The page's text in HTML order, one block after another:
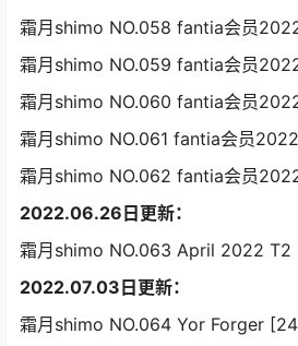
霜月shimo NO.058 fantia会员
霜月shimo NO.059 fantia会员
霜月shimo NO.060 fantia会员
霜月shimo NO.061 fantia会员
霜月shimo NO.062 fantia会员
2022.06.26日更新：
霜月shimo NO.063 April 2022 T2
2022.07.03日更新：
霜月shimo NO.064 Yor Forger